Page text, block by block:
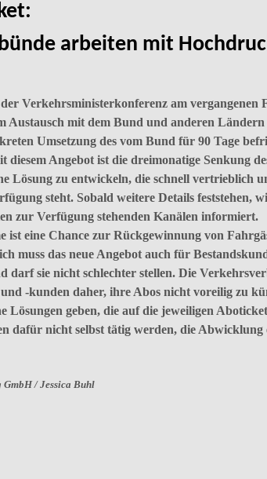
arbeiten mit
Verkehrsministerkonferenz am vergangenen
Austausch mit dem Bund und anderen
Umsetzung des vom Bund für 90 Tage
diesem Angebot ist die dreimonatige Senkung
Lösung zu entwickeln, die schnell vertrieblich
steht. Sobald weitere Details feststehen,
zur Verfügung stehenden Kanälen informiert.
ist eine Chance zur Rückgewinnung von
muss das neue Angebot auch für
darf sie nicht schlechter stellen. Die
-kunden daher, ihre Abos nicht voreilig zu
Lösungen geben, die auf die jeweiligen
dafür nicht selbst tätig werden, die
GmbH / Jessica Buhl